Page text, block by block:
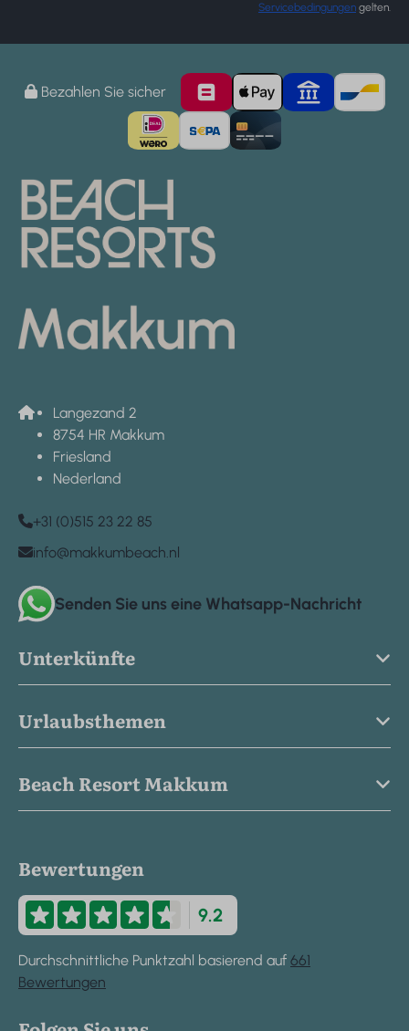
Servicebedingungen gelten.
Bezahlen Sie sicher
Langezand 2
8754 HR Makkum
Friesland
Nederland
+31 (0)515 23 22 85
info@makkumbeach.nl
Senden Sie uns eine Whatsapp-Nachricht
Unterkünfte
Urlaubsthemen
Beach Resort Makkum
Bewertungen
9.2
Durchschnittliche Punktzahl basierend auf 661
Bewertungen